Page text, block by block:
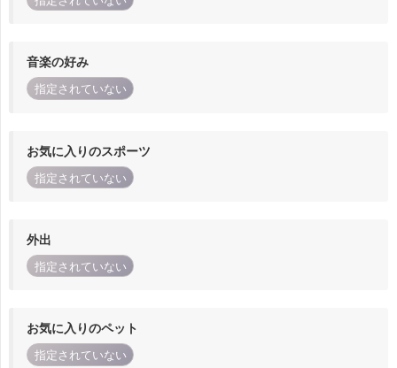
音楽の好み
指定されていない
お気に入りのスポーツ
指定されていない
外出
指定されていない
お気に入りのペット
指定されていない